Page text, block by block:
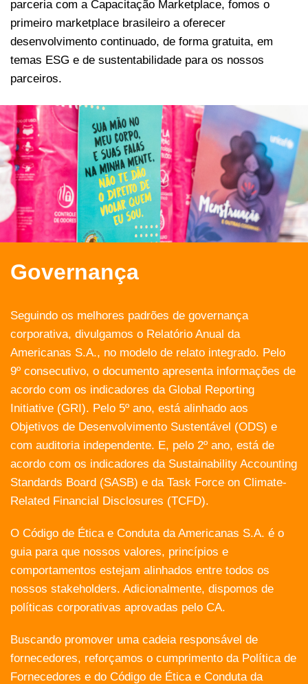
parceria com a Capacitação Marketplace, fomos o
primeiro marketplace brasileiro a oferecer
desenvolvimento continuado, de forma gratuita, em
temas ESG e de sustentabilidade para os nossos
parceiros.
Governança
Seguindo os melhores padrões de governança
corporativa, divulgamos o Relatório Anual da
Americanas S.A., no modelo de relato integrado. Pelo
9º consecutivo, o documento apresenta informações de
acordo com os indicadores da Global Reporting
Initiative (GRI). Pelo 5º ano, está alinhado aos
Objetivos de Desenvolvimento Sustentável (ODS) e
com auditoria independente. E, pelo 2º ano, está de
acordo com os indicadores da Sustainability Accounting
Standards Board (SASB) e da Task Force on Climate-
Related Financial Disclosures (TCFD).
O Código de Ética e Conduta da Americanas S.A. é o
guia para que nossos valores, princípios e
comportamentos estejam alinhados entre todos os
nossos stakeholders. Adicionalmente, dispomos de
políticas corporativas aprovadas pelo CA.
Buscando promover uma cadeia responsável de
fornecedores, reforçamos o cumprimento da Política de
Fornecedores e do Código de Ética e Conduta da